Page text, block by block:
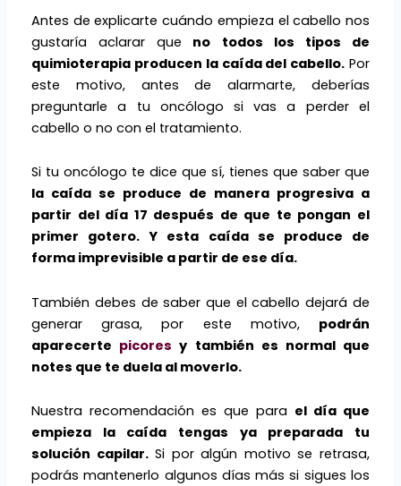
Antes de explicarte cuándo empieza el cabello nos
gustaría aclarar que no todos los tipos de
quimioterapia producen la caída del cabello. Por
este motivo, antes de alarmarte, deberías
preguntarle a tu oncólogo si vas a perder el
cabello o no con el tratamiento.
Si tu oncólogo te dice que sí, tienes que saber que
la caída se produce de manera progresiva a
partir del día 17 después de que te pongan el
primer gotero. Y esta caída se produce de
forma imprevisible a partir de ese día.
También debes de saber que el cabello dejará de
generar grasa, por este motivo, podrán
aparecerte picores y también es normal que
notes que te duela al moverlo.
Nuestra recomendación es que para el día que
empieza la caída tengas ya preparada tu
solución capilar.Si por algún motivo se retrasa,
podrás mantenerlo algunos días más si sigues los